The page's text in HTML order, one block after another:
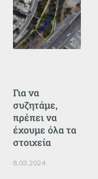
Για να
συζητάμε,
πρέπει να
έχουμε όλα τα
στοιχεία
8.03.2024